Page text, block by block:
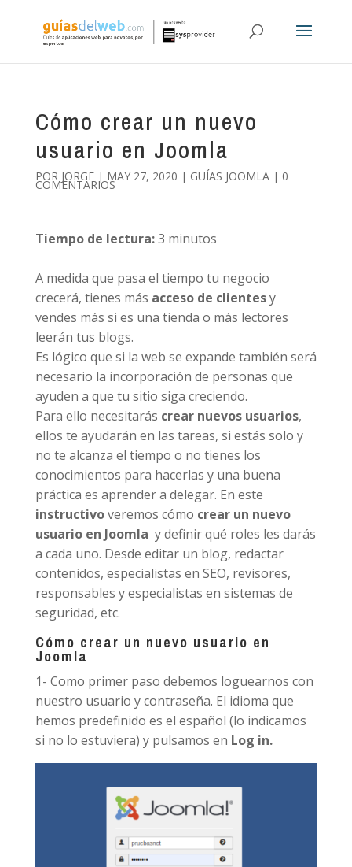
Cómo crear un nuevo
usuario en Joomla
POR JORGE| MAY 27, 2020 | GUÍAS JOOMLA| 0
COMENTARIOS
Tiempo de lectura:3 minutos
A medida que pasa el tiempo tu negocio
crecerá, tienes más acceso de clientesy
vendes más si es una tienda o más lectores
leerán tus blogs.
Es lógico que si la web se expande también será
necesario la incorporación de personas que
ayuden a que tu sitio siga creciendo.
Para ello necesitarás crear nuevos usuarios,
ellos te ayudarán en las tareas, si estás solo y
no te alcanza el tiempo o no tienes los
conocimientos para hacerlas y una buena
práctica es aprender a delegar. En este
instructivoveremos cómo crear un nuevo
usuario en Joomla y definir qué roles les darás
a cada uno. Desde editar un blog, redactar
contenidos, especialistas en SEO, revisores,
responsables y especialistas en sistemas de
seguridad, etc.
Cómo crear un nuevo usuario en
Joomla
1- Como primer paso debemos loguearnos con
nuestro usuario y contraseña. El idioma que
hemos predefinido es el español (lo indicamos
si no lo estuviera) y pulsamos en Log in.